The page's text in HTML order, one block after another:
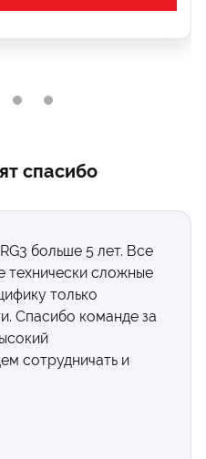
спасибо
больше 5 лет. Все
технически сложные
только
Спасибо команде за
сотрудничать и